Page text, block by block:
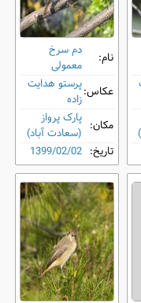
نام:
دم‌ سرخ
معمولی
عکاس:پرستو هدایت
زاده
مکان: پارک پرواز
(سعادت آباد)
تاریخ: 1399/02/02